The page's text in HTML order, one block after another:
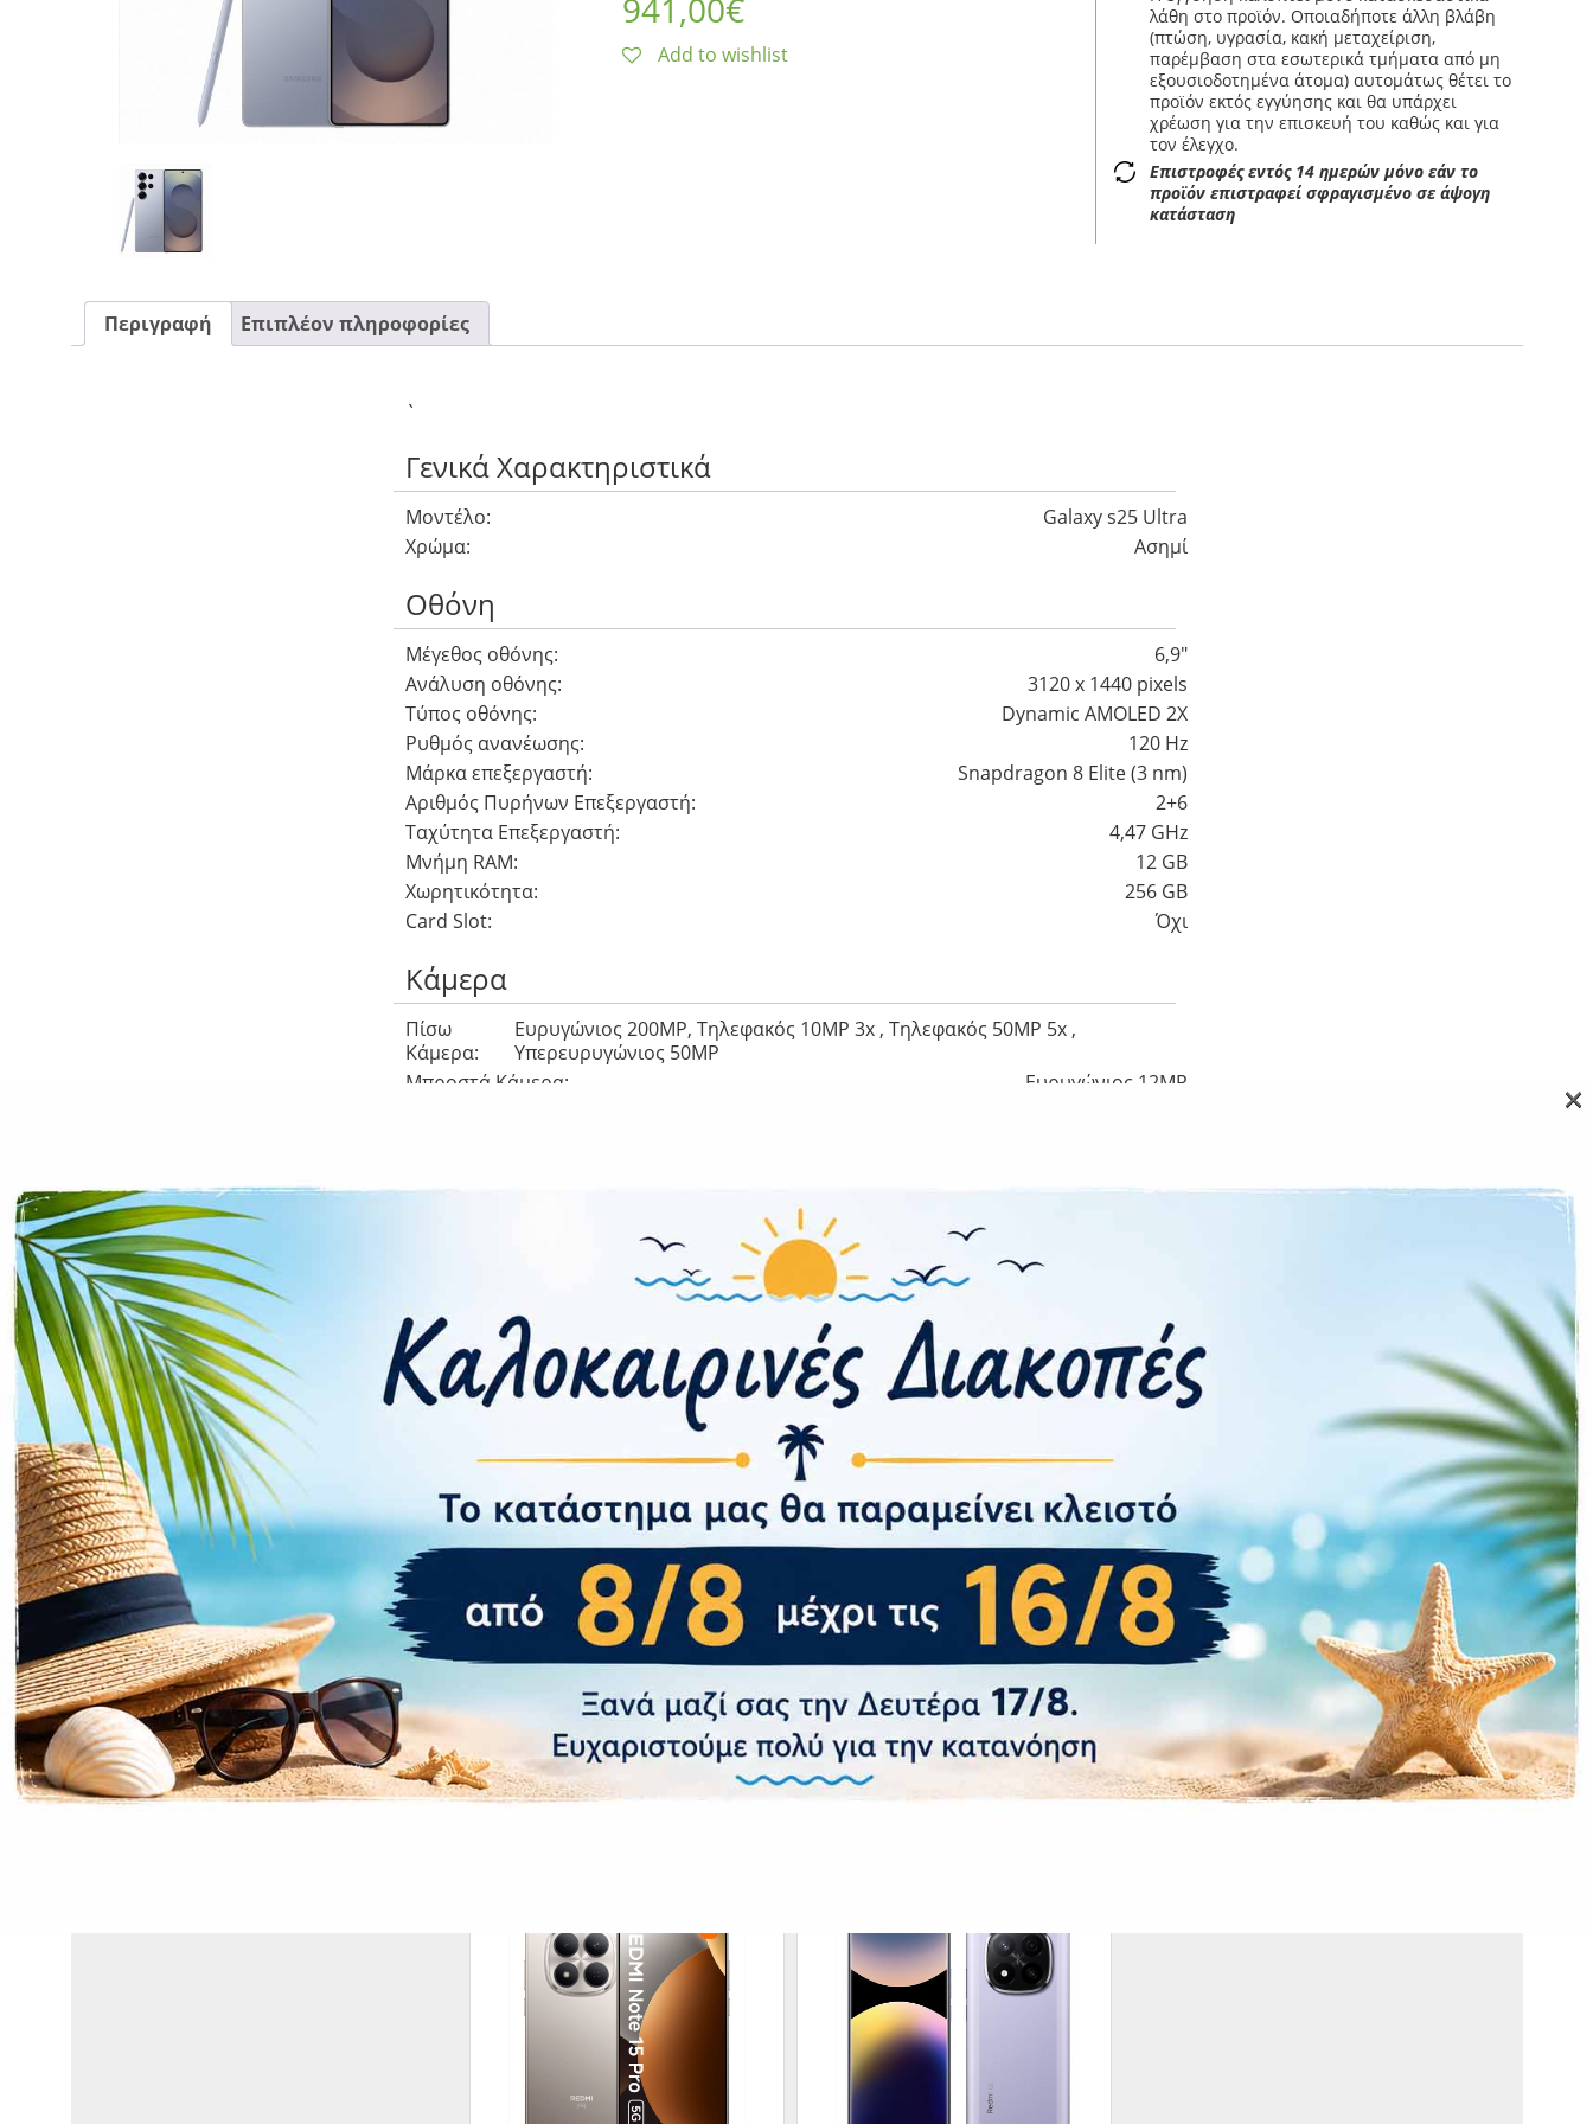
LIQUID COOLERS
ACCESSORIES
GAMING
ΟΙΚΙΑΚΕΣ ΣΥΣΚΕΥΕΣ
941,00€
Add to wishlist
λάθη στο προϊόν. Οποιαδήποτε άλλη βλάβη
(πτώση, υγρασία, κακή μεταχείριση,
παρέμβαση στα εσωτερικά τμήματα από μη
εξουσιοδοτημένα άτομα) αυτομάτως θέτει το
προϊόν εκτός εγγύησης και θα υπάρχει
χρέωση για την επισκευή του καθώς και για
τον έλεγχο.
Επιστροφές εντός 14 ημερών μόνο εάν το
προϊόν επιστραφεί σφραγισμένο σε άψογη
κατάσταση
Περιγραφή Επιπλέον πληροφορίες
`
Γενικά Χαρακτηριστικά
Μοντέλο:
Galaxy s25 Ultra
Χρώμα:
Ασημί
Οθόνη
Μέγεθος οθόνης:
6,9″
Ανάλυση οθόνης:
3120 x 1440 pixels
Τύπος οθόνης:
Dynamic AMOLED 2X
Ρυθμός ανανέωσης:
120 Hz
Μάρκα επεξεργαστή:
Snapdragon 8 Elite (3 nm)
Αριθμός Πυρήνων Eπεξεργαστή:
2+6
Ταχύτητα Επεξεργαστή:
4,47 GHz
Μνήμη RAM:
12 GB
Χωρητικότητα:
256 GB
Card Slot:
Όχι
Κάμερα
Πίσω
Κάμερα:
Ευρυγώνιος 200MP, Τηλεφακός 10MP 3x , Τηλεφακός 50MP 5x ,
Υπερευρυγώνιος 50MP
Μπροστά Κάμερα:
Ευρυγώνιος 12MP
Δίκτυο:
5G
Ναι Κάτω από την Οθόνη
Ταχύτητα Φόρτισης
45 W
Ασύρματης φόρτισης:
Ναι 25W
Διαστάσεις και Βάρος
Βάρος:
218 gr
Πιστοποίηση Προστασίας:
Εγγύηση – Πιστοποιήσεις
Εγγύηση: 2 έτη
×